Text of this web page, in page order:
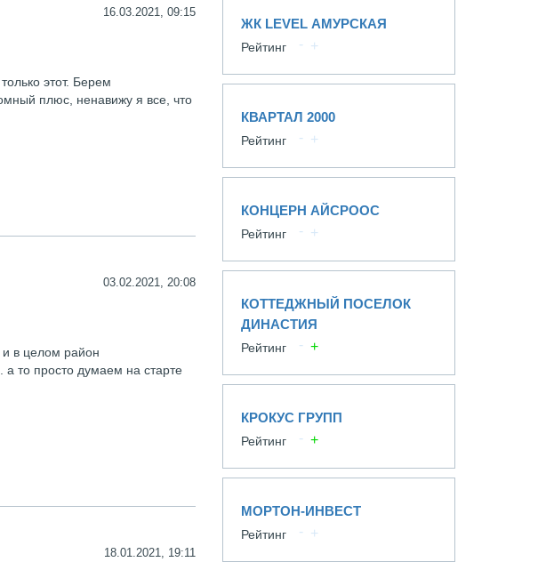
16.03.2021, 09:15
этот. Берем
плюс, ненавижу я все, что
03.02.2021, 20:08
и в целом район
а то просто думаем на старте
18.01.2021, 19:11
ЖК LEVEL АМУРСКАЯ
Рейтинг
КВАРТАЛ 2000
Рейтинг
КОНЦЕРН АЙСРООС
Рейтинг
КОТТЕДЖНЫЙ ПОСЕЛОК
ДИНАСТИЯ
Рейтинг
КРОКУС ГРУПП
Рейтинг
МОРТОН-ИНВЕСТ
Рейтинг